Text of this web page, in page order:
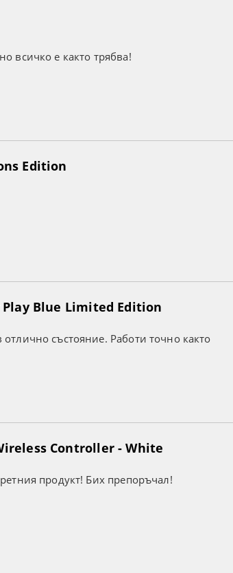
всичко е както трябва!
Edition
Play Blue Limited Edition
състояние. Работи точно както
Controller - White
продукт! Бих препоръчал!